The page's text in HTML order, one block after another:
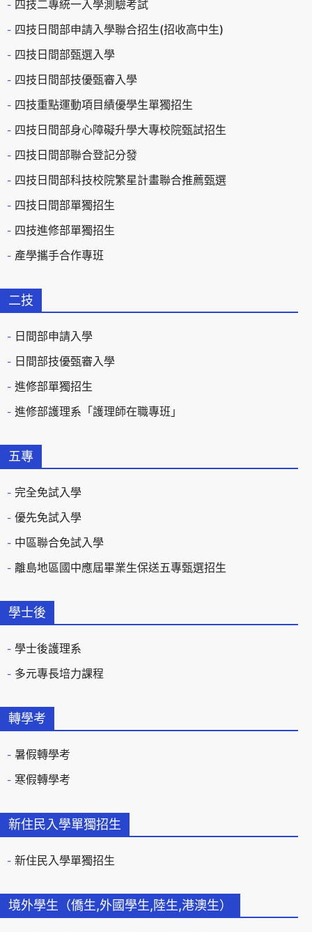
四技二專統一入學測驗考試
四技日間部申請入學聯合招生(招收高中生)
四技日間部甄選入學
四技日間部技優甄審入學
四技重點運動項目績優學生單獨招生
四技日間部身心障礙升學大專校院甄試招生
四技日間部聯合登記分發
四技日間部科技校院繁星計畫聯合推薦甄選
四技日間部單獨招生
四技進修部單獨招生
產學攜手合作專班
二技
日間部申請入學
日間部技優甄審入學
進修部單獨招生
進修部護理系「護理師在職專班」
五專
完全免試入學
優先免試入學
中區聯合免試入學
離島地區國中應屆畢業生保送五專甄選招生
學士後
學士後護理系
多元專長培力課程
轉學考
暑假轉學考
寒假轉學考
新住民入學單獨招生
新住民入學單獨招生
境外學生（僑生,外國學生,陸生,港澳生）